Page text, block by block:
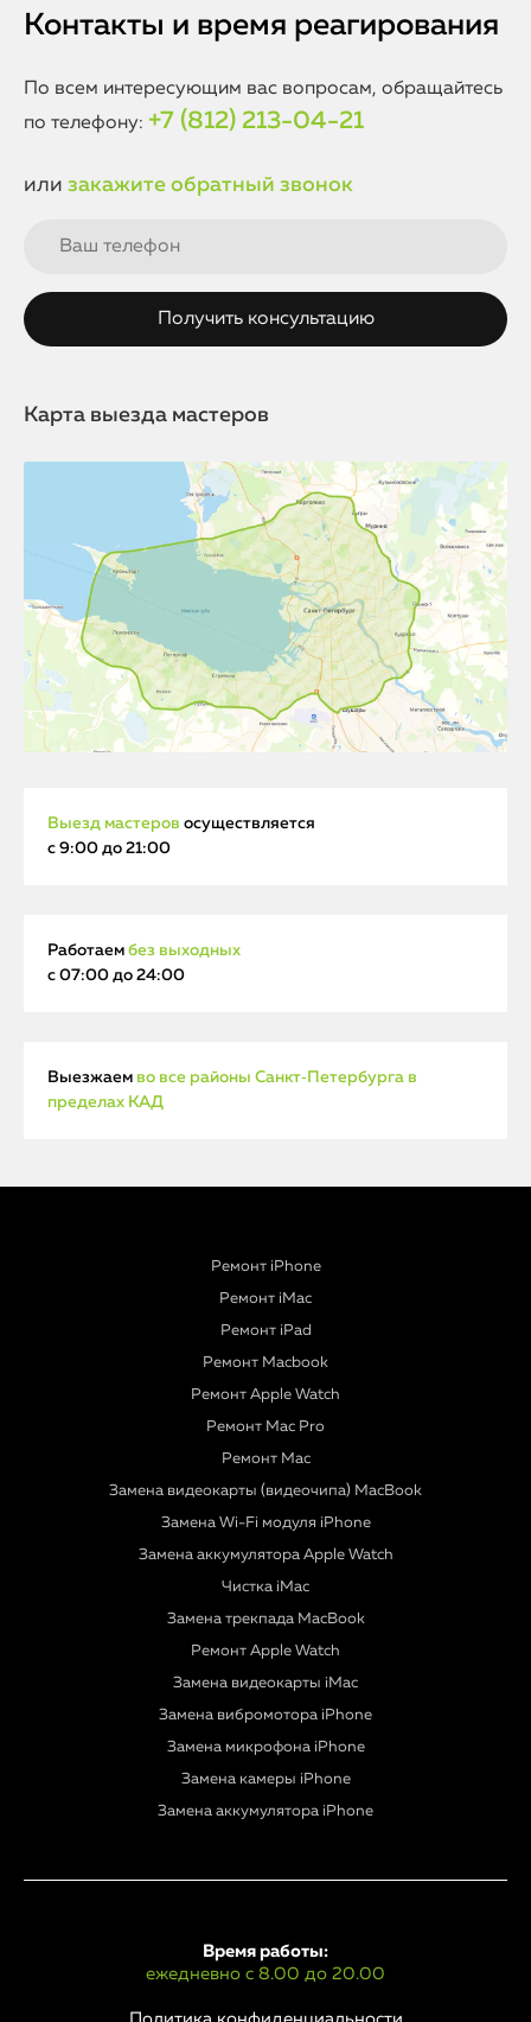
Контакты и время реагирования
По всем интересующим вас вопросам, обращайтесь
по телефону: +7 (812) 213-04-21
или закажите обратный звонок
Карта выезда мастеров
Выезд мастеров осуществляется
с 9:00 до 21:00
Работаем без выходных
с 07:00 до 24:00
Выезжаем во все районы Санкт‑Петербурга в
пределах КАД
Ремонт iPhone
Ремонт iMac
Ремонт iPad
Ремонт Macbook
Ремонт Apple Watch
Ремонт Mac Pro
Ремонт Mac
Замена видеокарты (видеочипа) MacBook
Замена Wi-Fi модуля iPhone
Замена аккумулятора Apple Watch
Чистка iMac
Замена трекпада MacBook
Ремонт Apple Watch
Замена видеокарты iMac
Замена вибромотора iPhone
Замена микрофона iPhone
Замена камеры iPhone
Замена аккумулятора iPhone
Время работы:
ежедневно с 8.00 до 20.00